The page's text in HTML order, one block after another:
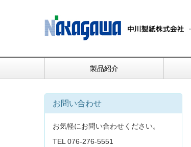
製品紹介
お問い合わせ
お気軽にお問い合わせください。
TEL 076-276-5551